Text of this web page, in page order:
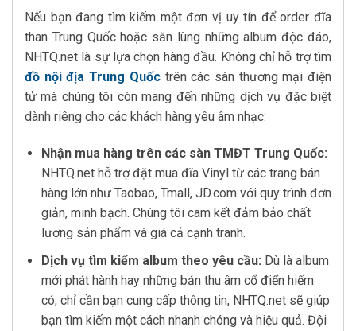
Nếu bạn đang tìm kiếm một đơn vị uy tín để order đĩa
than Trung Quốc hoặc săn lùng những album độc đáo,
NHTQ.net là sự lựa chọn hàng đầu. Không chỉ hỗ trợ tìm
đồ nội địa Trung Quốctrên các sàn thương mại điện
tử mà chúng tôi còn mang đến những dịch vụ đặc biệt
dành riêng cho các khách hàng yêu âm nhạc:
Nhận mua hàng trên các sàn TMĐT Trung Quốc:
NHTQ.net hỗ trợ đặt mua đĩa Vinyl từ các trang bán
hàng lớn như Taobao, Tmall, JD.com với quy trình đơn
giản, minh bạch. Chúng tôi cam kết đảm bảo chất
lượng sản phẩm và giá cả cạnh tranh.
Dịch vụ tìm kiếm album theo yêu cầu: Dù là album
mới phát hành hay những bản thu âm cổ điển hiếm
có, chỉ cần bạn cung cấp thông tin, NHTQ.net sẽ giúp
bạn tìm kiếm một cách nhanh chóng và hiệu quả. Đội